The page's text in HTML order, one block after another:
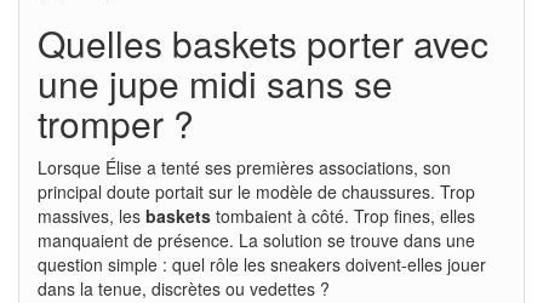
Quelles baskets porter avec
une jupe midi sans se
tromper ?
Lorsque Élise a tenté ses premières associations, son
principal doute portait sur le modèle de chaussures. Trop
massives, les baskets tombaient à côté. Trop fines, elles
manquaient de présence. La solution se trouve dans une
question simple : quel rôle les sneakers doivent-elles jouer
dans la tenue, discrètes ou vedettes ?